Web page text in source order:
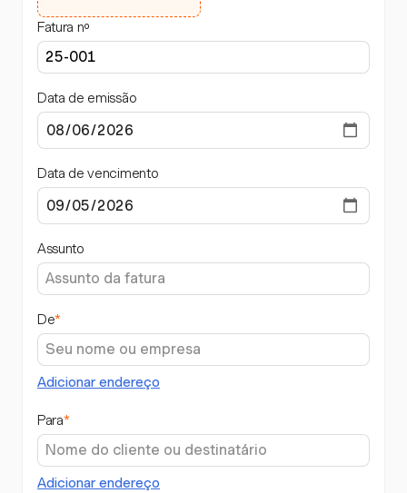
Fatura nº
Data de emissão
Data de vencimento
Assunto
De*
Adicionar endereço
Para*
Adicionar endereço